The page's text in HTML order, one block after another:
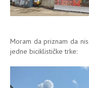
Moram da priznam da
jedne biciklističke trke: